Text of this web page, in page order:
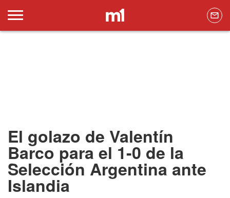
El golazo de Valentín
Barco para el 1-0 de la
Selección Argentina ante
Islandia